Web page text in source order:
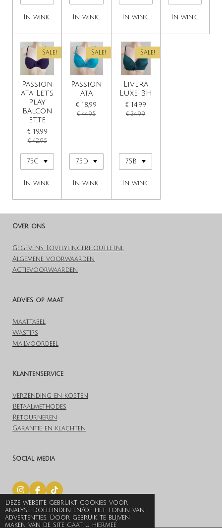
Deze website gebruikt cookies voor
analyse-doeleinden en/of het tonen van
advertenties. Door gebruik te blijven
maken van de site gaat u hiermee
In winkelwagenIn winkelwagenIn winkelwagenIn
Sale!
Passion
ata Let's
Play
Balcon
ette
€ 19,99
€ 42,95
In winkelwagen
Sale!
Passion
ata
€ 18,99
€ 44,95
In winkelwagen
Sale!
Livera
Luxe BH
€ 14,99
€ 34,99
In winkelwagen
Over ons
Gegevens Lovelylingerieoutlet.nl
Algemene voorwaarden
Actievoorwaarden
Advies op maat
Maattabel
Wastips
Mailvoordeel
Klantenservice
Verzending en kosten
Betaalmethodes
Retourneren
Garantie en klachten
Social media
I
n
s
t
a
F
a
c
e
b
T
i
k
T
o
© 2019 Lovelylingerieoutlet.nl
Powered by JouwWeb